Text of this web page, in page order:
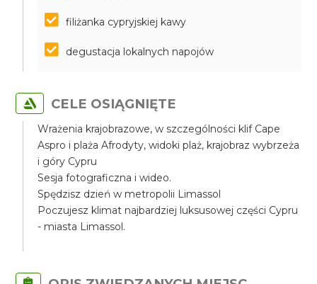
filiżanka cypryjskiej kawy
degustacja lokalnych napojów
CELE OSIĄGNIĘTE
Wrażenia krajobrazowe, w szczególności klif Cape
Aspro i plaża Afrodyty, widoki plaż, krajobraz wybrzeża
i góry Cypru
Sesja fotograficzna i wideo.
Spędzisz dzień w metropolii Limassol
Poczujesz klimat najbardziej luksusowej części Cypru
- miasta Limassol.